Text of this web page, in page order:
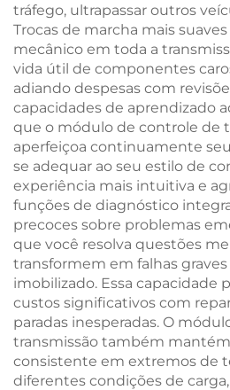
tráfego, ultrapassar outros
Trocas de marcha mais
mecânico em toda a
vida útil de componentes
adiando despesas com
capacidades de aprendizado
que o módulo de controle de
aperfeiçoa continuamente
se adequar ao seu estilo de
experiência mais intuitiva e
funções de diagnóstico
precoces sobre problemas
que você resolva questões
transformem em falhas
imobilizado. Essa capacidade
custos significativos com
paradas inesperadas. O
transmissão também
consistente em extremos de
diferentes condições de